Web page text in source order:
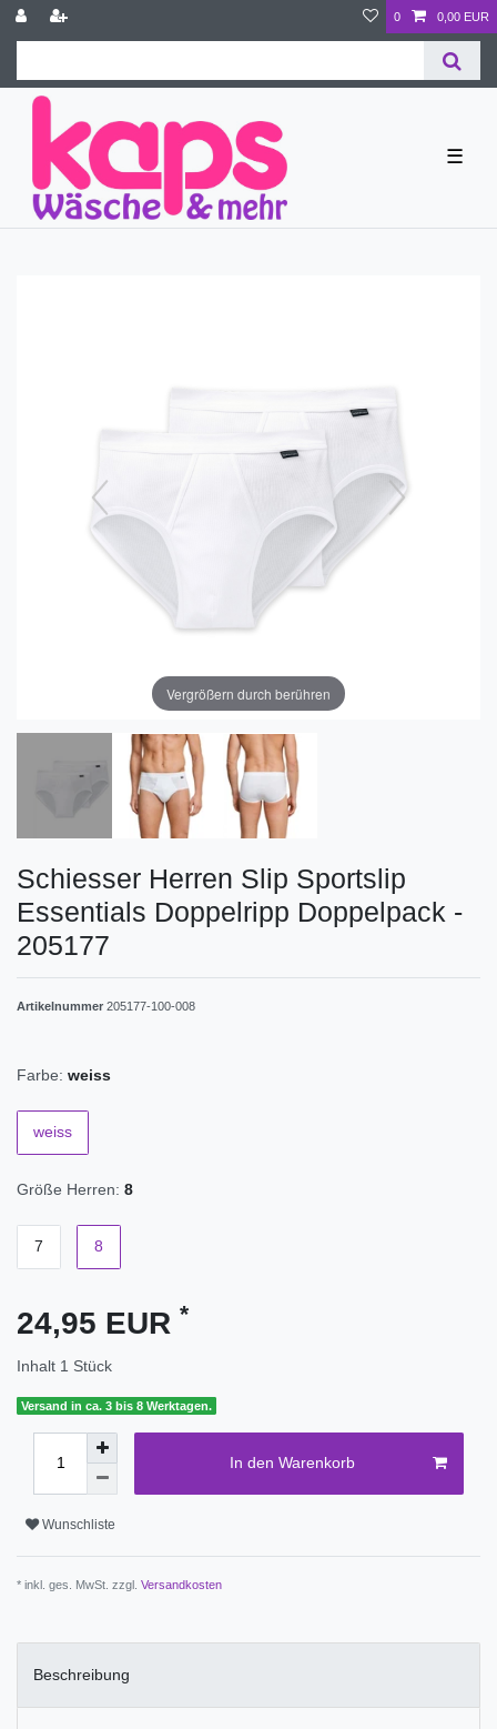
0 0,00 EUR
☰
Vergrößern durch berühren
Schiesser Herren Slip Sportslip
Essentials Doppelripp Doppelpack -
205177
Artikelnummer 205177-100-008
Farbe: weiss
weiss
Größe Herren: 8
7 8
24,95 EUR *
Inhalt 1 Stück
Versand in ca. 3 bis 8 Werktagen.
In den Warenkorb
Wunschliste
* inkl. ges. MwSt. zzgl. Versandkosten
Beschreibung